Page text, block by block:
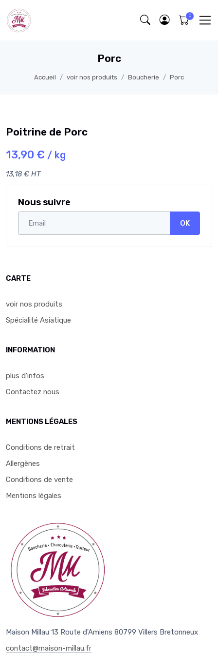
Porc
Accueil voir nos produits Boucherie Porc
Poitrine de Porc
13,90 € / kg
13,18 € HT
Nous suivre
OK
CARTE
voir nos produits
Spécialité Asiatique
INFORMATION
plus d'infos
Contactez nous
MENTIONS LÉGALES
Conditions de retrait
Allergènes
Conditions de vente
Mentions légales
Maison Millau 13 Route d'Amiens 80799 Villers Bretonneux
contact@maison-millau.fr